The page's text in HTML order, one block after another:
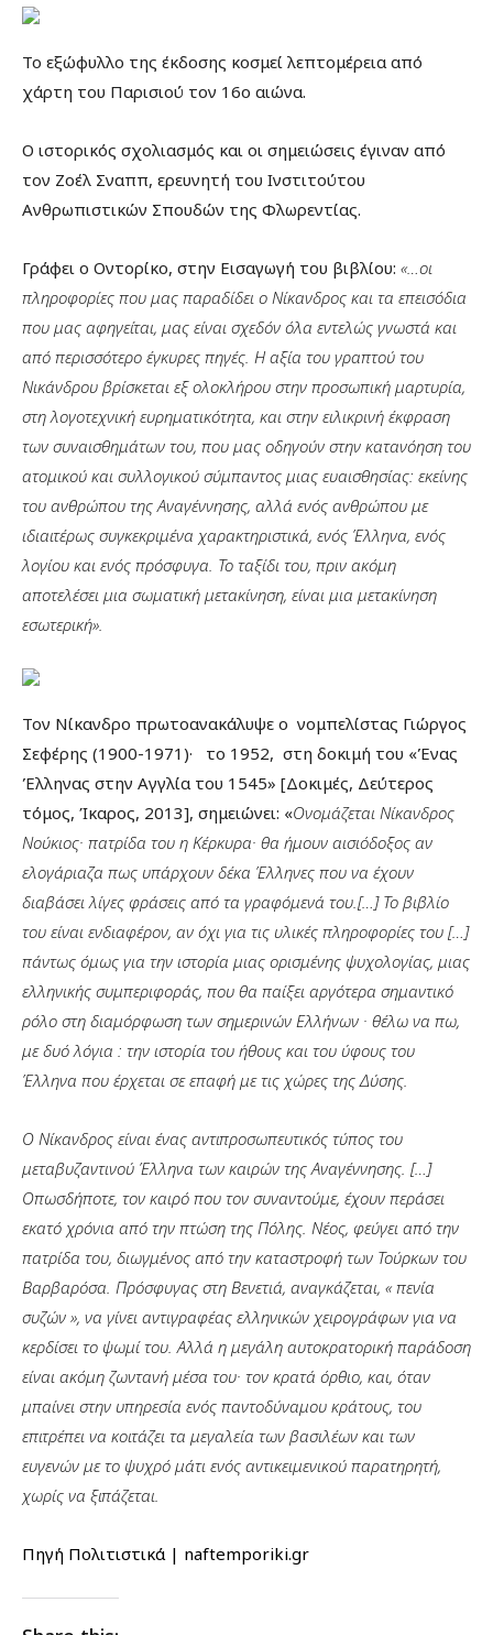
Το εξώφυλλο της έκδοσης κοσμεί λεπτομέρεια από
χάρτη του Παρισιού τον 16ο αιώνα.
Ο ιστορικός σχολιασμός και οι σημειώσεις έγιναν από
τον Ζοέλ Σναππ, ερευνητή του Ινστιτούτου
Ανθρωπιστικών Σπουδών της Φλωρεντίας.
Γράφει ο Οντορίκο, στην Εισαγωγή του βιβλίου: «…οι
πληροφορίες που μας παραδίδει ο Νίκανδρος και τα επεισόδια
που μας αφηγείται, μας είναι σχεδόν όλα εντελώς γνωστά και
από περισσότερο έγκυρες πηγές. Η αξία του γραπτού του
Νικάνδρου βρίσκεται εξ ολοκλήρου στην προσωπική μαρτυρία,
στη λογοτεχνική ευρηματικότητα, και στην ειλικρινή έκφραση
των συναισθημάτων του, που μας οδηγούν στην κατανόηση του
ατομικού και συλλογικού σύμπαντος μιας ευαισθησίας: εκείνης
του ανθρώπου της Αναγέννησης, αλλά ενός ανθρώπου με
ιδιαιτέρως συγκεκριμένα χαρακτηριστικά, ενός Έλληνα, ενός
λογίου και ενός πρόσφυγα. Το ταξίδι του, πριν ακόμη
αποτελέσει μια σωματική μετακίνηση, είναι μια μετακίνηση
εσωτερική».
Τον Νίκανδρο πρωτοανακάλυψε ο νομπελίστας Γιώργος
Σεφέρης (1900-1971)· το 1952, στη δοκιμή του «Ένας
Έλληνας στην Αγγλία του 1545» [Δοκιμές, Δεύτερος
τόμος, Ίκαρος, 2013], σημειώνει: «Ονομάζεται Νίκανδρος
Νούκιος· πατρίδα του η Κέρκυρα· θα ήμουν αισιόδοξος αν
ελογάριαζα πως υπάρχουν δέκα Έλληνες που να έχουν
διαβάσει λίγες φράσεις από τα γραφόμενά του.[…] Το βιβλίο
του είναι ενδιαφέρον, αν όχι για τις υλικές πληροφορίες του […]
πάντως όμως για την ιστορία μιας ορισμένης ψυχολογίας, μιας
ελληνικής συμπεριφοράς, που θα παίξει αργότερα σημαντικό
ρόλο στη διαμόρφωση των σημερινών Ελλήνων · θέλω να πω,
με δυό λόγια : την ιστορία του ήθους και του ύφους του
Έλληνα που έρχεται σε επαφή με τις χώρες της Δύσης.
Ο Νίκανδρος είναι ένας αντιπροσωπευτικός τύπος του
μεταβυζαντινού Έλληνα των καιρών της Αναγέννησης. […]
Οπωσδήποτε, τον καιρό που τον συναντούμε, έχουν περάσει
εκατό χρόνια από την πτώση της Πόλης. Νέος, φεύγει από την
πατρίδα του, διωγμένος από την καταστροφή των Τούρκων του
Βαρβαρόσα. Πρόσφυγας στη Βενετιά, αναγκάζεται, « πενία
συζών », να γίνει αντιγραφέας ελληνικών χειρογράφων για να
κερδίσει το ψωμί του. Αλλά η μεγάλη αυτοκρατορική παράδοση
είναι ακόμη ζωντανή μέσα του· τον κρατά όρθιο, και, όταν
μπαίνει στην υπηρεσία ενός παντοδύναμου κράτους, του
επιτρέπει να κοιτάζει τα μεγαλεία των βασιλέων και των
ευγενών με το ψυχρό μάτι ενός αντικειμενικού παρατηρητή,
χωρίς να ξιπάζεται
Πηγή Πολιτιστικά | naftemporiki.gr